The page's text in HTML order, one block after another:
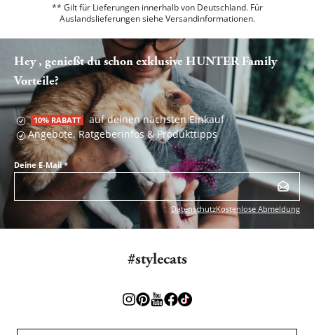
** Gilt für Lieferungen innerhalb von Deutschland. Für
Auslandslieferungen siehe Versandinformationen.
Hey , genießt du schon exklusive HUNTER Family
Vorteile?
10% RABATT auf deinen nächsten Einkauf
Angebote, Ratgeberinfos & Produkttipps
Deine E-Mail*
DatenschutzKostenlose Abmeldung
#stylecats